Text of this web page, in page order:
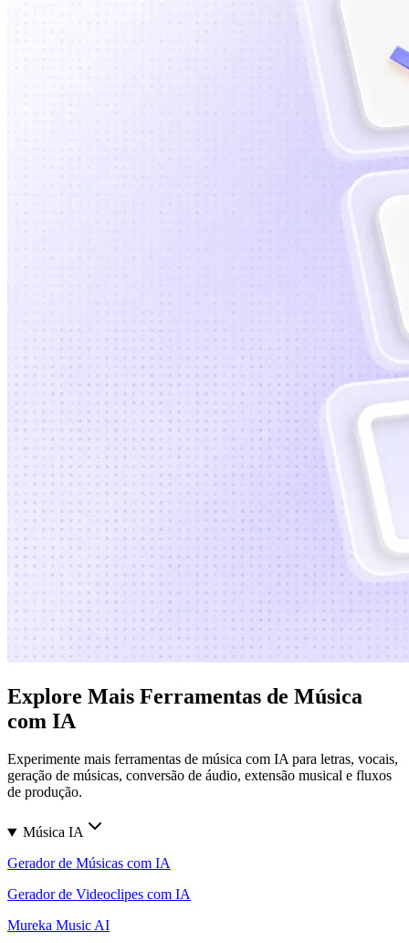
Explore Mais Ferramentas de Música
com IA
Experimente mais ferramentas de música com IA para letras, vocais,
geração de músicas, conversão de áudio, extensão musical e fluxos
de produção.
Música IA
Gerador de Músicas com IA
Gerador de Videoclipes com IA
Mureka Music AI